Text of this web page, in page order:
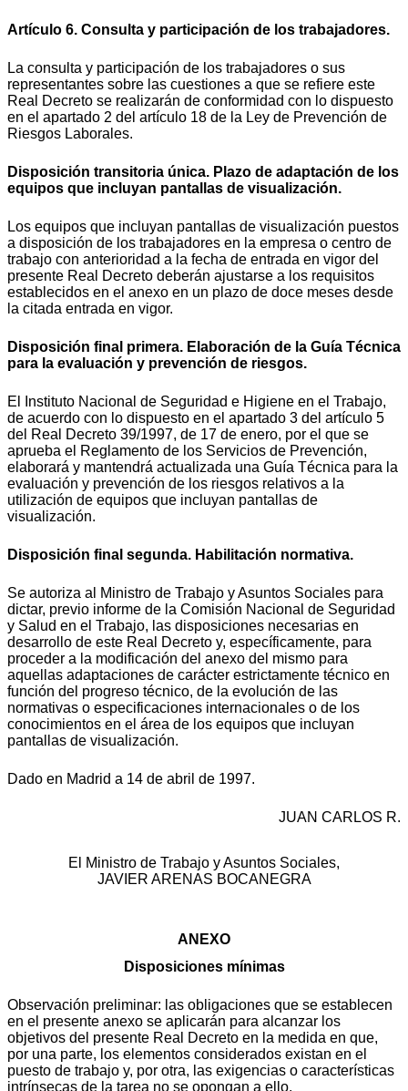
Artículo 6. Consulta y participación de los trabajadores.
La consulta y participación de los trabajadores o sus
representantes sobre las cuestiones a que se refiere este
Real Decreto se realizarán de conformidad con lo dispuesto
en el apartado 2 del artículo 18 de la Ley de Prevención de
Riesgos Laborales.
Disposición transitoria única. Plazo de adaptación de los
equipos que incluyan pantallas de visualización.
Los equipos que incluyan pantallas de visualización puestos
a disposición de los trabajadores en la empresa o centro de
trabajo con anterioridad a la fecha de entrada en vigor del
presente Real Decreto deberán ajustarse a los requisitos
establecidos en el anexo en un plazo de doce meses desde
la citada entrada en vigor.
Disposición final primera. Elaboración de la Guía Técnica
para la evaluación y prevención de riesgos.
El Instituto Nacional de Seguridad e Higiene en el Trabajo,
de acuerdo con lo dispuesto en el apartado 3 del artículo 5
del Real Decreto 39/1997, de 17 de enero, por el que se
aprueba el Reglamento de los Servicios de Prevención,
elaborará y mantendrá actualizada una Guía Técnica para la
evaluación y prevención de los riesgos relativos a la
utilización de equipos que incluyan pantallas de
visualización.
Disposición final segunda. Habilitación normativa.
Se autoriza al Ministro de Trabajo y Asuntos Sociales para
dictar, previo informe de la Comisión Nacional de Seguridad
y Salud en el Trabajo, las disposiciones necesarias en
desarrollo de este Real Decreto y, específicamente, para
proceder a la modificación del anexo del mismo para
aquellas adaptaciones de carácter estrictamente técnico en
función del progreso técnico, de la evolución de las
normativas o especificaciones internacionales o de los
conocimientos en el área de los equipos que incluyan
pantallas de visualización.
Dado en Madrid a 14 de abril de 1997.
JUAN CARLOS R.
El Ministro de Trabajo y Asuntos Sociales,
JAVIER ARENAS BOCANEGRA
ANEXO
Disposiciones mínimas
Observación preliminar: las obligaciones que se establecen
en el presente anexo se aplicarán para alcanzar los
objetivos del presente Real Decreto en la medida en que,
por una parte, los elementos considerados existan en el
puesto de trabajo y, por otra, las exigencias o características
intrínsecas de la tarea no se opongan a ello.